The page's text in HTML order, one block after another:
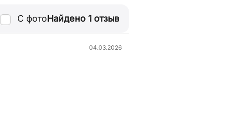
С фотоНайдено 1 отзыв
04.03.2026